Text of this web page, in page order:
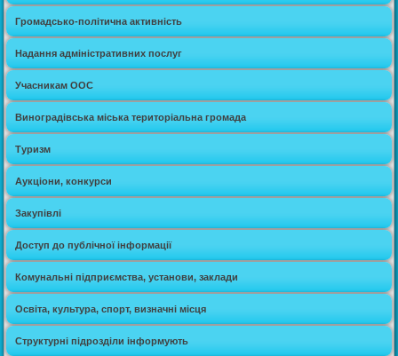
Громадсько-політична активність
Надання адміністративних послуг
Учасникам ООС
Виноградівська міська територіальна громада
Туризм
Аукціони, конкурси
Закупівлі
Доступ до публічної інформації
Комунальні підприємства, установи, заклади
Освіта, культура, спорт, визначні місця
Структурні підрозділи інформують